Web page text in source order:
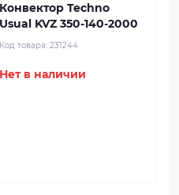
Конвектор Techno
Usual KVZ 350-140-2000
Код товара: 231244
Нет в наличии